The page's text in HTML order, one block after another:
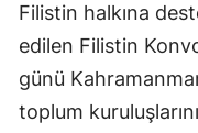
Filistin halkına
edilen Filistin
günü
toplum